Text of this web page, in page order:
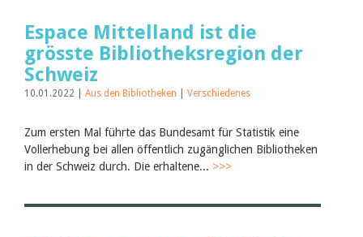
Nicole Rothen
Therese von Weissenfluh
Manuela Nyffeler-Lanker
Alle Autoren
Archiv
Juni 2026
März 2026
Dezember 2025
September 2025
Espace Mittelland ist die
grösste Bibliotheksregion der
Schweiz
10.01.2022 | Aus den Bibliotheken Verschiedenes
Zum ersten Mal führte das Bundesamt für Statistik eine
Vollerhebung bei allen öffentlich zugänglichen Bibliotheken
in der Schweiz durch. Die erhaltene... >>>